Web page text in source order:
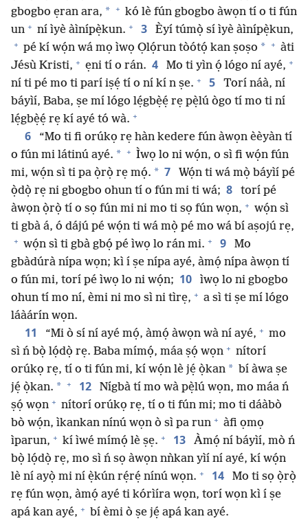
gbogbo ẹran ara, * + kó lè fún gbogbo àwọn tí o ti fún
un + ní ìyè àìnípẹ̀kun. + 3 Èyí túmọ̀ sí ìyè àìnípẹ̀kun,
+ pé kí wọ́n wá mọ ìwọ Ọlọ́run tòótọ́ kan ṣoṣo * + àti
Jésù Kristi, + ẹni tí o rán. 4 Mo ti yìn ọ́ lógo ní ayé, +
ní ti pé mo ti parí iṣẹ́ tí o ní kí n ṣe. + 5
Torí náà, ní
báyìí, Baba, ṣe mí lógo lẹ́gbẹ̀ẹ́ rẹ pẹ̀lú ògo tí mo ti ní
lẹ́gbẹ̀ẹ́ rẹ kí ayé tó wà. +
6
“Mo ti fi orúkọ rẹ hàn kedere fún àwọn èèyàn tí
o fún mi látinú ayé. * + Ìwọ lo ni wọ́n, o sì fi wọ́n fún
mi, wọ́n sì ti pa ọ̀rọ̀ rẹ mọ́. * 7
Wọ́n ti wá mọ̀ báyìí pé
ọ̀dọ̀ rẹ ni gbogbo ohun tí o fún mi ti wá; 8
torí pé
àwọn ọ̀rọ̀ tí o sọ fún mi ni mo ti sọ fún wọn, + wọ́n sì
ti gbà á, ó dájú pé wọ́n ti wá mọ̀ pé mo wá bí aṣojú rẹ,
+ wọ́n sì ti gbà gbọ́ pé ìwọ lo rán mi. + 9
Mo
gbàdúrà nípa wọn; kì í ṣe nípa ayé, àmọ́ nípa àwọn tí
o fún mi, torí pé ìwọ lo ni wọ́n; 10
ìwọ lo ni gbogbo
ohun tí mo ní, èmi ni mo sì ni tìrẹ, + a sì ti ṣe mí lógo
láàárín wọn.
11 “Mi ò sí ní ayé mọ́, àmọ́ àwọn wà ní ayé, + mo
sì ń bọ̀ lọ́dọ̀ rẹ. Baba mímọ́, máa ṣọ́ wọn + nítorí
orúkọ rẹ, tí o ti fún mi, kí wọ́n lè jẹ́ ọ̀kan * bí àwa ṣe
jẹ́ ọ̀kan. * + 12
Nígbà tí mo wà pẹ̀lú wọn, mo máa ń
ṣọ́ wọn + nítorí orúkọ rẹ, tí o ti fún mi; mo ti dáàbò
bò wọ́n, ìkankan nínú wọn ò sì pa run + àfi ọmọ
ìparun, + kí ìwé mímọ́ lè ṣẹ. + 13
Àmọ́ ní báyìí, mò ń
bọ̀ lọ́dọ̀ rẹ, mo sì ń sọ àwọn nǹkan yìí ní ayé, kí wọ́n
lè ní ayọ̀ mi ní ẹ̀kún rẹ́rẹ́ nínú wọn. + 14
Mo ti sọ ọ̀rọ̀
rẹ fún wọn, àmọ́ ayé ti kórìíra wọn, torí wọn kì í ṣe
apá kan ayé, + bí èmi ò ṣe jẹ́ apá kan ayé.